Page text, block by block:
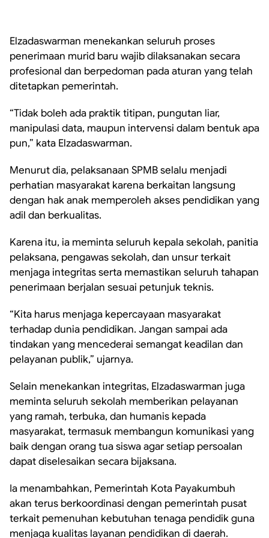
Elzadaswarman menekankan seluruh proses
penerimaan murid baru wajib dilaksanakan secara
profesional dan berpedoman pada aturan yang telah
ditetapkan pemerintah.
“Tidak boleh ada praktik titipan, pungutan liar,
manipulasi data, maupun intervensi dalam bentuk apa
pun,” kata Elzadaswarman.
Menurut dia, pelaksanaan SPMB selalu menjadi
perhatian masyarakat karena berkaitan langsung
dengan hak anak memperoleh akses pendidikan yang
adil dan berkualitas.
Karena itu, ia meminta seluruh kepala sekolah, panitia
pelaksana, pengawas sekolah, dan unsur terkait
menjaga integritas serta memastikan seluruh tahapan
penerimaan berjalan sesuai petunjuk teknis.
“Kita harus menjaga kepercayaan masyarakat
terhadap dunia pendidikan. Jangan sampai ada
tindakan yang mencederai semangat keadilan dan
pelayanan publik,” ujarnya.
Selain menekankan integritas, Elzadaswarman juga
meminta seluruh sekolah memberikan pelayanan
yang ramah, terbuka, dan humanis kepada
masyarakat, termasuk membangun komunikasi yang
baik dengan orang tua siswa agar setiap persoalan
dapat diselesaikan secara bijaksana.
Ia menambahkan, Pemerintah Kota Payakumbuh
akan terus berkoordinasi dengan pemerintah pusat
terkait pemenuhan kebutuhan tenaga pendidik guna
menjaga kualitas layanan pendidikan di daerah.